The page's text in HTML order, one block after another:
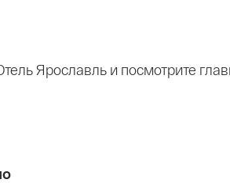
Ярославль и посмотрите